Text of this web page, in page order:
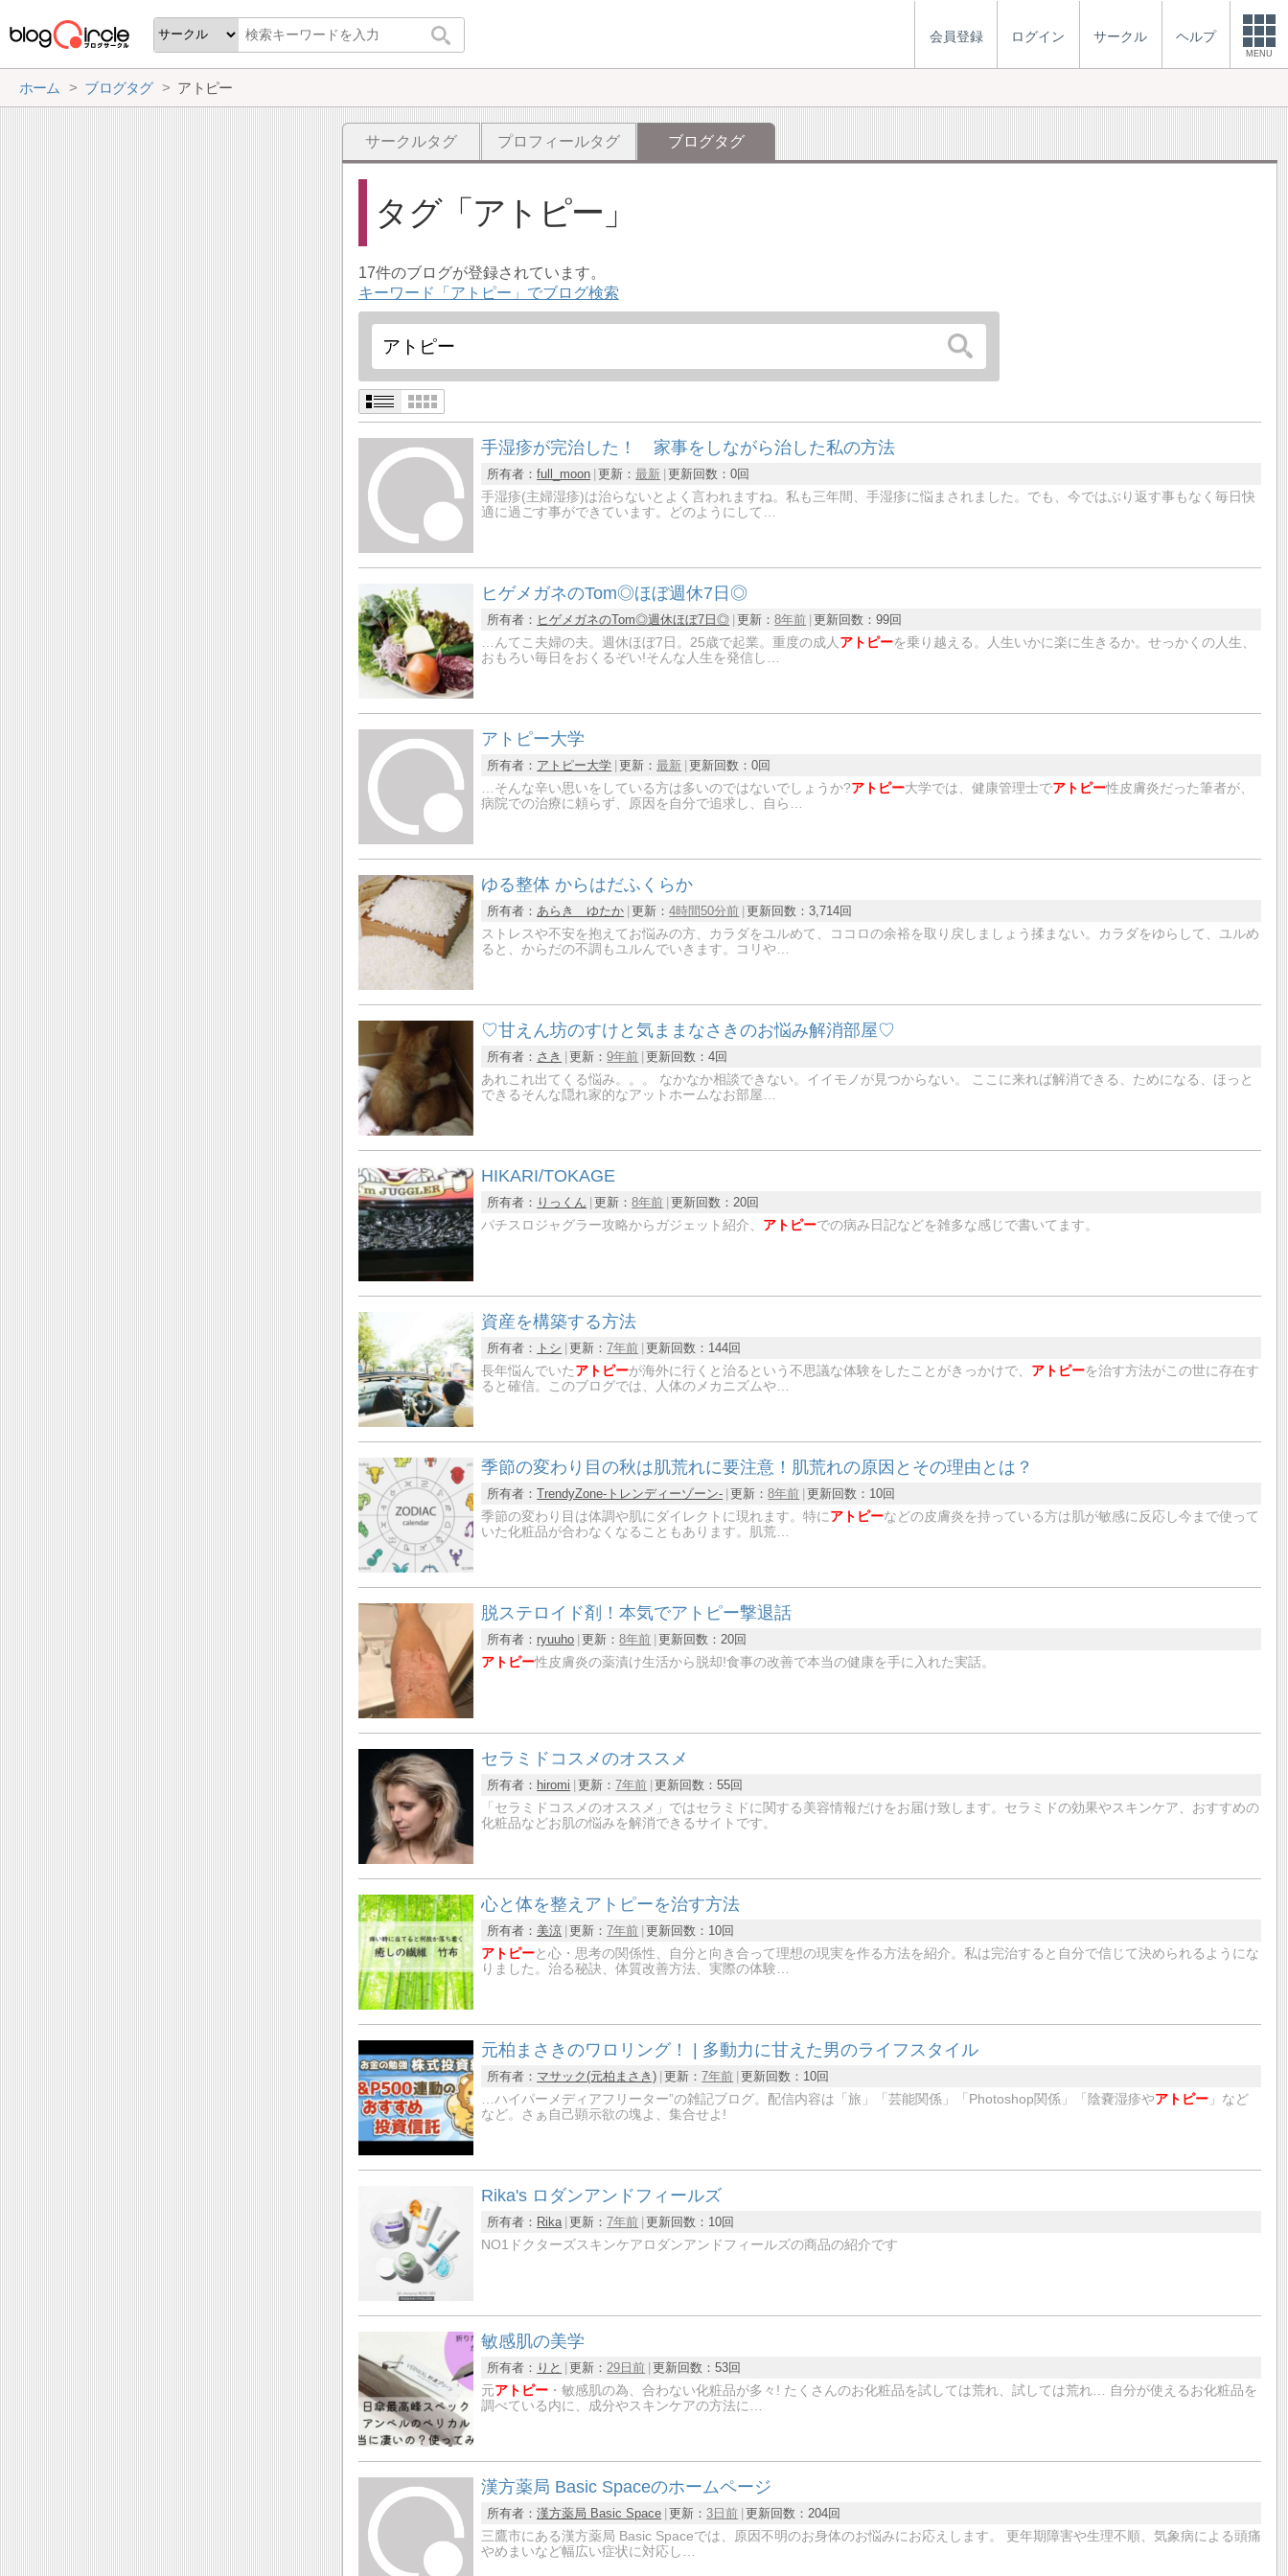
会員登録 ログイン サークル ヘルプ
MENU
ホーム ブログタグ アトピー
サークルタグ プロフィールタグ ブログタグ
タグ アトピー
17件のブログが登録されています。
キーワード「アトピー」でブログ検索
手湿疹が完治した！ 家事をしながら治した私の方法
所有者：full_moon 更新：最新 更新回数：0回
手湿疹(主婦湿疹)は治らないとよく言われますね。私も三年間、手湿疹に悩まされました。でも、今ではぶり返す事もなく毎日快
適に過ごす事ができています。どのようにして…
ヒゲメガネのTom◎ほぼ週休7日◎
所有者： ヒゲメガネのTom◎週休ほぼ7日◎ 更新：8年前 更新回数：99回
…んてこ夫婦の夫。週休ほぼ7日。25歳で起業。重度の成人 アトピーを乗り越える。人生いかに楽に生きるか。せっかくの人生、
おもろい毎日をおくるぞい!そんな人生を発信し…
アトピー大学
所有者： アトピー大学 更新：最新 更新回数：0回
…そんな辛い思いをしている方は多いのではないでしょうか?アトピー大学では、健康管理士でアトピー性皮膚炎だった筆者が、
病院での治療に頼らず、原因を自分で追求し、自ら…
ゆる整体 からはだふくらか
所有者：あらき ゆたか 更新：4時間50分前 更新回数：3,714回
ストレスや不安を抱えてお悩みの方、カラダをユルめて、ココロの余裕を取り戻しましょう揉まない。カラダをゆらして、ユルめ
ると、からだの不調もユルんでいきます。コリや…
♡甘えん坊のすけと気ままなさきのお悩み解消部屋♡
所有者： さき 更新：9年前 更新回数：4回
あれこれ出てくる悩み。。。 なかなか相談できない。イイモノが見つからない。 ここに来れば解消できる、ためになる、ほっと
できるそんな隠れ家的なアットホームなお部屋…
HIKARI/TOKAGE
所有者： りっくん 更新：8年前 更新回数：20回
パチスロジャグラー攻略からガジェット紹介、 アトピーでの病み日記などを雑多な感じで書いてます。
資産を構築する方法
所有者： トシ 更新：7年前 更新回数： 144回
長年悩んでいた アトピーが海外に行くと治るという不思議な体験をしたことがきっかけで、 アトピーを治す方法がこの世に存在す
ると確信。このブログでは、人体のメカニズムや…
季節の変わり目の秋は肌荒れに要注意！肌荒れの原因とその理由とは？
所有者：TrendyZone-トレンディーゾーン- 更新：8年前 更新回数： 10回
季節の変わり目は体調や肌にダイレクトに現れます。特に アトピーなどの皮膚炎を持っている方は肌が敏感に反応し今まで使って
いた化粧品が合わなくなることもあります。肌荒…
脱ステロイド剤！本気でアトピー撃退話
所有者： ryuuho 更新：8年前 更新回数：20回
アトピー性皮膚炎の薬漬け生活から脱却!食事の改善で本当の健康を手に入れた実話。
セラミドコスメのオススメ
所有者： hiromi 更新：7年前 更新回数：55回
「セラミドコスメのオススメ」ではセラミドに関する美容情報だけをお届け致します。セラミドの効果やスキンケア、おすすめの
化粧品などお肌の悩みを解消できるサイトです。
心と体を整えアトピーを治す方法
所有者： 美涼 更新：7年前 更新回数： 10回
アトピーと心・思考の関係性、自分と向き合って理想の現実を作る方法を紹介。私は完治すると自分で信じて決められるようにな
りました。治る秘訣、体質改善方法、実際の体験…
元柏まさきのワロリング！ | 多動力に甘えた男のライフスタイル
所有者： マサック(元柏まさき) 更新：7年前 更新回数： 10回
…ハイパーメディアフリーター”の雑記ブログ。配信内容は「旅」「芸能関係」「Photoshop関係」「陰嚢湿疹やアトピー」など
など。さぁ自己顕示欲の塊よ、集合せよ!
Rika's ロダンアンドフィールズ
所有者： Rika 更新：7年前 更新回数： 10回
NO1ドクターズスキンケアロダンアンドフィールズの商品の紹介です
敏感肌の美学
所有者： りと 更新：29日前 更新回数：53回
元アトピー・敏感肌の為、合わない化粧品が多々! たくさんのお化粧品を試しては荒れ、試しては荒れ… 自分が使えるお化粧品を
調べている内に、成分やスキンケアの方法に…
漢方薬局 Basic Spaceのホームページ
所有者：漢方薬局 Basic Space 更新： 3日前 更新回数：204回
三鷹市にある漢方薬局 Basic Spaceでは、原因不明のお身体のお悩みにお応えします。 更年期障害や生理不順、気象病による頭痛
やめまいなど幅広い症状に対応し…